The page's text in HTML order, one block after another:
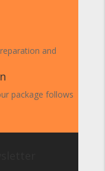
and
package follows